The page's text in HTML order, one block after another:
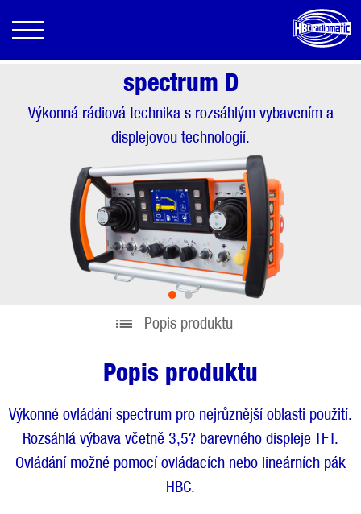
spectrum D
Výkonná rádiová technika s rozsáhlým vybavením a
displejovou technologií.
••
Popis produktu
Popis produktu
Výkonné ovládání spectrum pro nejrůznější oblasti použití.
Rozsáhlá výbava včetně 3,5? barevného displeje TFT.
Ovládání možné pomocí ovládacích nebo lineárních pák
HBC.